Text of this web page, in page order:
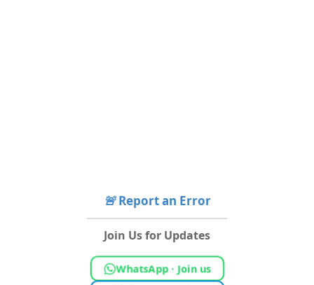
🚨Report an Error
Join Us for Updates
WhatsApp · Join us